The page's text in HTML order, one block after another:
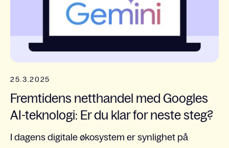
25.3.2025
Fremtidens netthandel med Googles
AI-teknologi: Er du klar for neste steg?
I dagens digitale økosystem er synlighet på